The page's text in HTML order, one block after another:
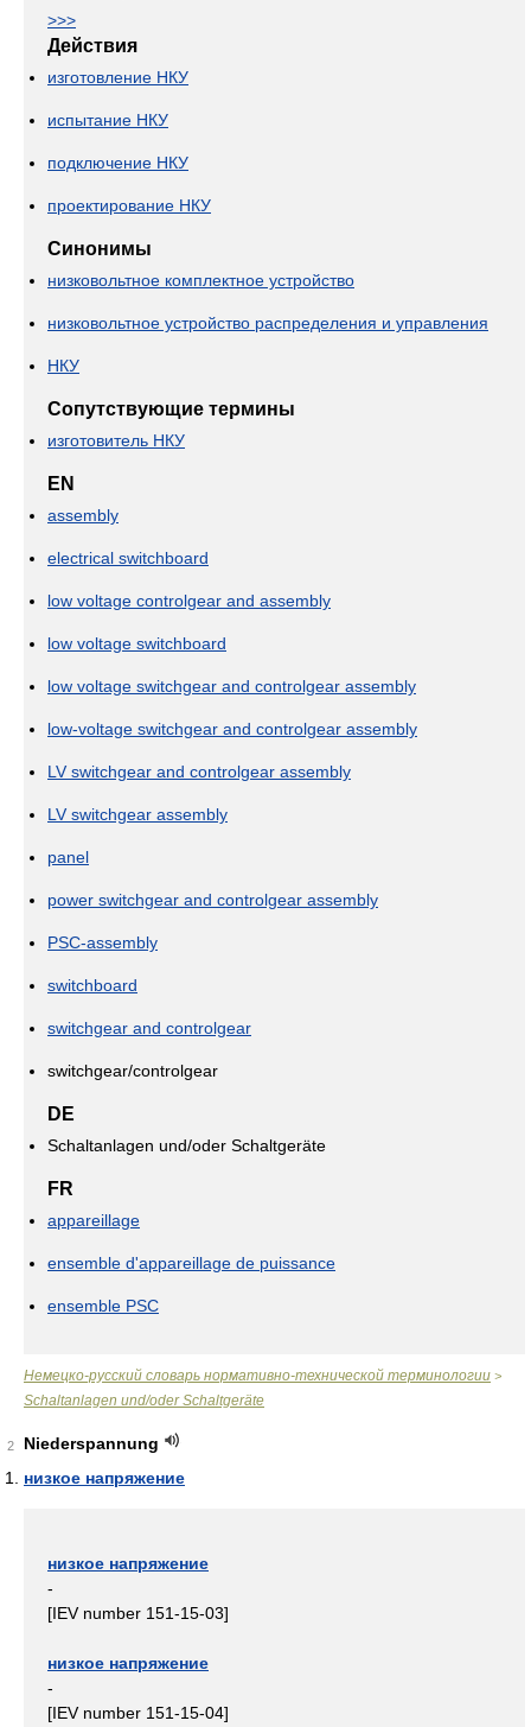
>>>
Действия
изготовление НКУ
испытание НКУ
подключение НКУ
проектирование НКУ
Синонимы
низковольтное комплектное устройство
низковольтное устройство распределения и управления
НКУ
Сопутствующие термины
изготовитель НКУ
EN
assembly
electrical switchboard
low voltage controlgear and assembly
low voltage switchboard
low voltage switchgear and controlgear assembly
low-voltage switchgear and controlgear assembly
LV switchgear and controlgear assembly
LV switchgear assembly
panel
power switchgear and controlgear assembly
PSC-assembly
switchboard
switchgear and controlgear
switchgear/controlgear
DE
Schaltanlagen und/oder Schaltgeräte
FR
appareillage
ensemble d'appareillage de puissance
ensemble PSC
Немецко-русский словарь нормативно-технической терминологии >
Schaltanlagen und/oder Schaltgeräte
2
Niederspannung
низкое напряжение
низкое напряжение
-
[IEV number 151-15-03]
низкое напряжение
-
[IEV number 151-15-04]